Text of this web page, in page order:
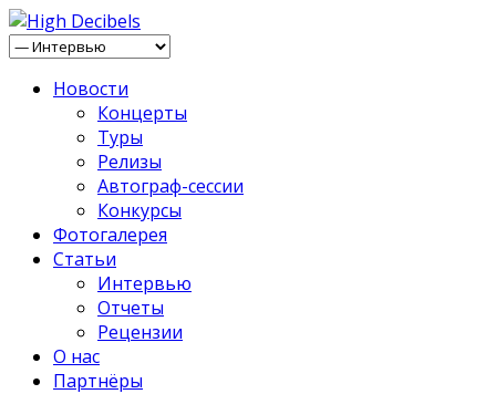
Новости
Концерты
Туры
Релизы
Автограф-сессии
Конкурсы
Фотогалерея
Статьи
Интервью
Отчеты
Рецензии
О нас
Партнёры